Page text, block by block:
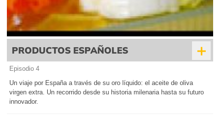
PRODUCTOS ESPAÑOLES +
Episodio 4
Un viaje por España a través de su oro líquido: el aceite de oliva
virgen extra. Un recorrido desde su historia milenaria hasta su futuro
innovador.